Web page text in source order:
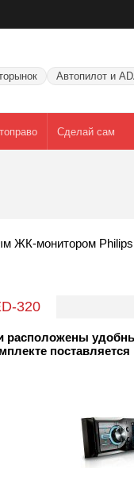
Автопилот и
Сделай сам
ЖК-монитором Philips
320
расположены
поставляется